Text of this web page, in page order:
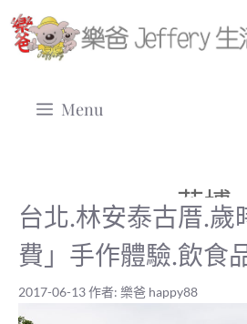
跳
至
Menu
花博
台北.林安泰古厝.歲
費」手作體驗.飲食
2017-06-13作者: 樂爸 happy88